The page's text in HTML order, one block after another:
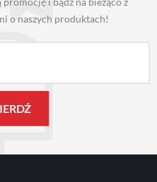
o naszych produktach!